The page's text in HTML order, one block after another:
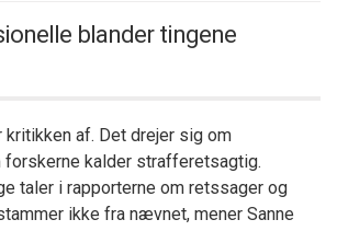
blander tingene
kritikken af. Det drejer sig om
forskerne kalder strafferetsagtig.
taler i rapporterne om retssager og
ikke fra nævnet, mener Sanne